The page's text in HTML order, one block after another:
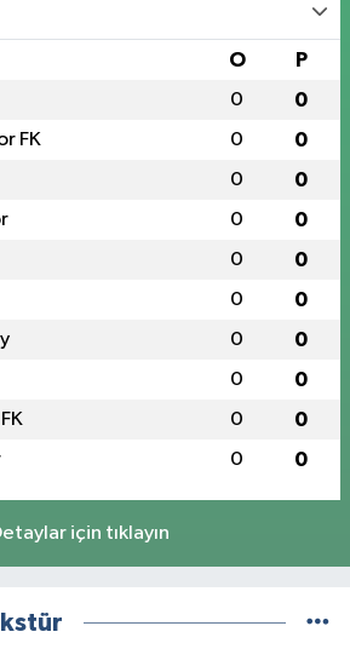
O P
0 0
FK 0 0
0 0
0 0
0 0
0 0
0 0
0 0
0 0
0 0
için tıklayın